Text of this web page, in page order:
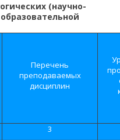
(научно-
Перечень
преподаваемых
дисциплин
3